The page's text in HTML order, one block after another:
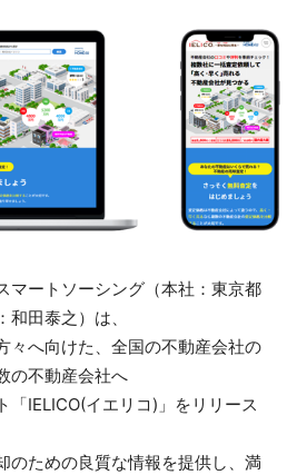
マートソーシング（本社：東京都
田泰之）は、
々へ向けた、全国の不動産会社の
の不動産会社へ
「IELICO(イエリコ)」をリリース
のための良質な情報を提供し、満